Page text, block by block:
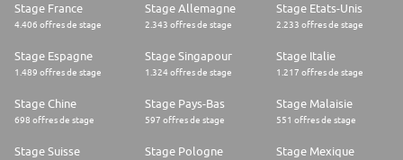
Stage France
4.406 offres de stage
Stage Allemagne
2.343 offres de stage
Stage Etats-Unis
2.233 offres de stage
Stage Espagne
1.489 offres de stage
Stage Singapour
1.324 offres de stage
Stage Italie
1.217 offres de stage
Stage Chine
698 offres de stage
Stage Pays-Bas
597 offres de stage
Stage Malaisie
551 offres de stage
Stage Suisse Stage Pologne Stage Mexique